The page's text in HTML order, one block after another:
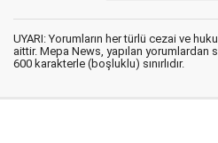
UYARI: Yorumların her türlü cezai ve
aittir. Mepa News, yapılan yorumlardan
600 karakterle (boşluklu) sınırlıdır.